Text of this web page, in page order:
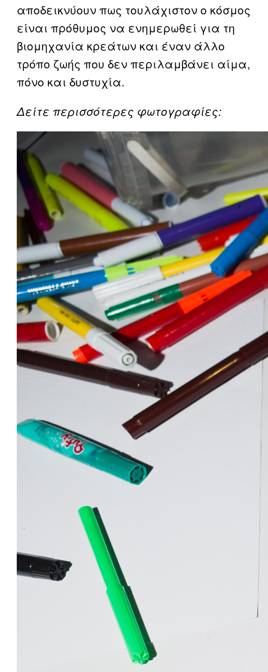
αποδεικνύουν πως τουλάχιστον ο κόσμος
είναι πρόθυμος να ενημερωθεί για τη
βιομηχανία κρεάτων και έναν άλλο
τρόπο ζωής που δεν περιλαμβάνει αίμα,
πόνο και δυστυχία.
Δείτε περισσότερες φωτογραφίες: